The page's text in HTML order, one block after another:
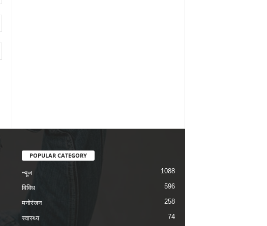
POPULAR CATEGORY
न्यूज 1088
विविध 596
मनोरंजन 258
स्वास्थ्य 74